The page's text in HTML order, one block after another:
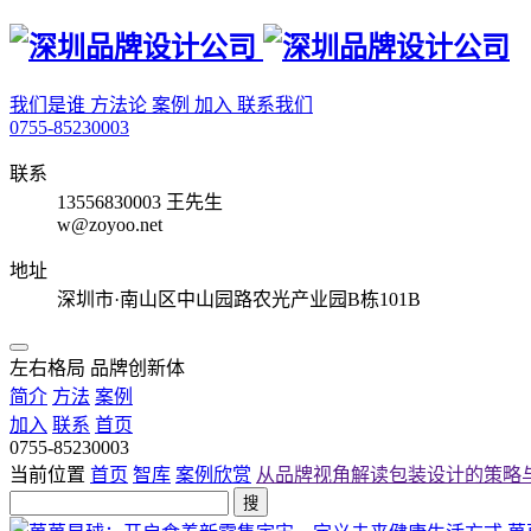
我们是谁 方法论 案例 加入 联系我们
0755-85230003
联系
13556830003 王先生
w@zoyoo.net
地址
深圳市·南山区中山园路农光产业园B栋101B
左右格局 品牌创新体
简介 方法 案例
加入 联系 首页
0755-85230003
当前位置 首页 智库 案例欣赏 从品牌视角解读包装设计的策略
搜